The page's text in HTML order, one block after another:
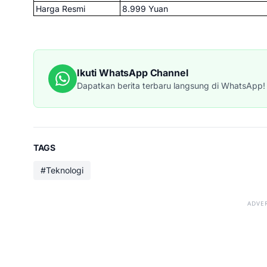
Harga Resmi
8.999 Yuan
Ikuti WhatsApp Channel
Dapatkan berita terbaru langsung di WhatsApp!
TAGS
#Teknologi